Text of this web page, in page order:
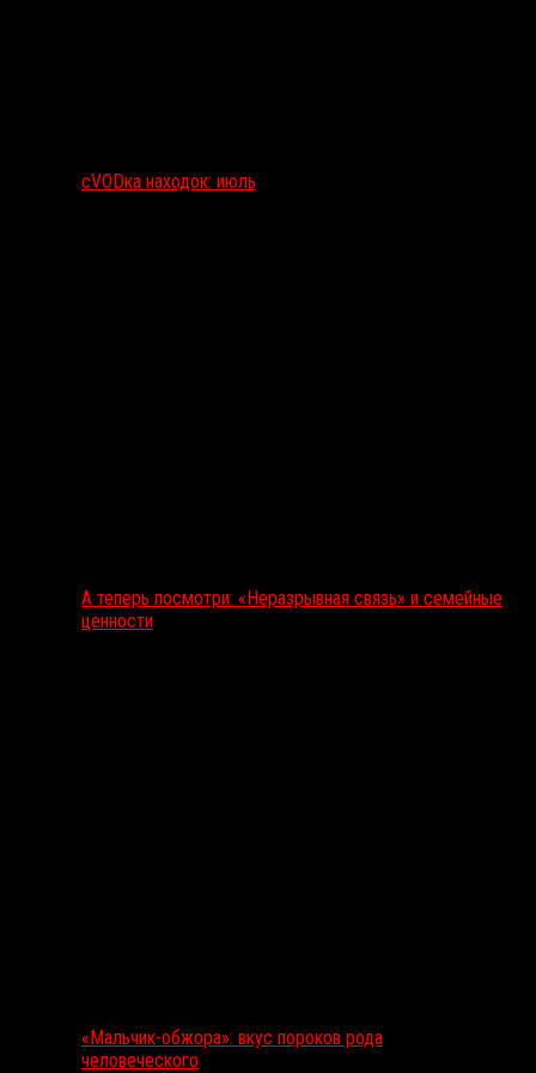
сVODка находок: июль
А теперь посмотри: «Неразрывная связь» и семейные
ценности
«Мальчик-обжора»: вкус пороков рода
человеческого